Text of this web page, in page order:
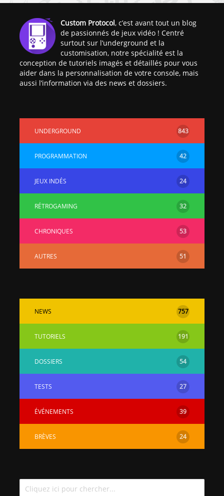
Custom Protocol, c’est avant tout un blog
de passionnés de jeux vidéo ! Centré
surtout sur l’underground et la
customisation, notre spécialité est la
conception de tutoriels imagés et détaillés pour vous
aider dans la personnalisation de votre console, mais
aussi l’information via des news et dossiers.
UNDERGROUND 843
PROGRAMMATION 42
JEUX INDÉS 24
RÉTROGAMING 32
CHRONIQUES 53
AUTRES 51
NEWS 757
TUTORIELS 191
DOSSIERS 54
TESTS 27
ÉVÉNEMENTS 39
BRÈVES 24